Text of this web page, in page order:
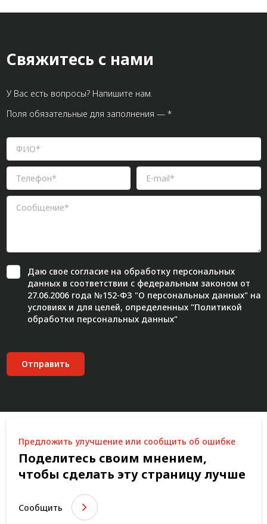
Свяжитесь с нами
У Вас есть вопросы? Напишите нам.
Поля обязательные для заполнения — *
Даю свое согласиена обработку персональных
данных в соответствии с федеральным законом от
27.06.2006 года №152-ФЗ "О персональных данных" на
условиях и для целей, определенных "Политикой
обработки персональных данных"
Отправить
Предложить улучшение или сообщить об ошибке
Поделитесь своим мнением,
чтобы сделать эту страницу лучше
Сообщить